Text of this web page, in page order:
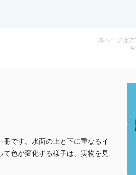
本ページは
です。水面の上と下に重なるイ
色が変化する様子は、実物を見